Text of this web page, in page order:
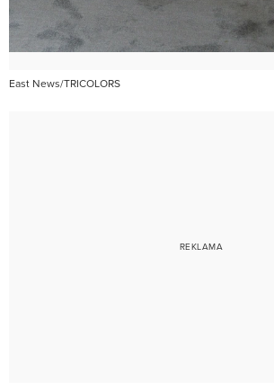
East News/TRICOLORS